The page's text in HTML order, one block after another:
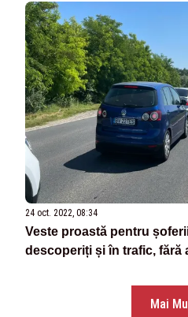
24 oct. 2022, 08:34
Veste proastă pentru
descoperiți și în trafic, fără
Mai